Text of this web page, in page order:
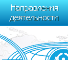
j++)
tag.js", "ym");
Направления
деятельности